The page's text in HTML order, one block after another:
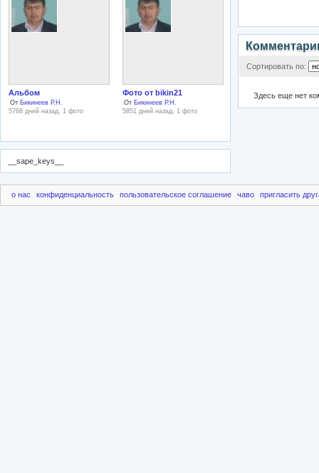
Альбом
От Бикинеев Р.Н.
5768 дней назад, 1 фото
Фото от bikin21
От Бикинеев Р.Н.
5851 дней назад, 1 фото
__sape_keys__
Сортировать по:
Здесь еще нет
о нас конфиденциальность пользовательское соглашение чаво пригласить